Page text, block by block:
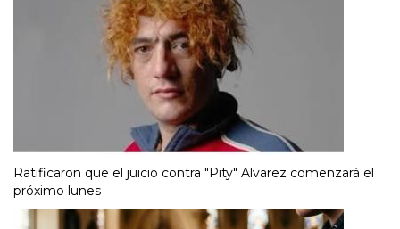
Ratificaron que el juicio contra "Pity" Alvarez comenzará el
próximo lunes